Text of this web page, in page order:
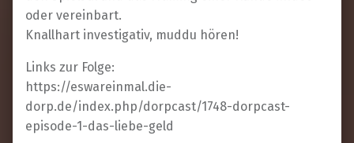
oder vereinbart.
Knallhart investigativ, muddu hören!
Links zur Folge:
https://eswareinmal.die-
dorp.de/index.php/dorpcast/1748-dorpcast-
episode-1-das-liebe-geld